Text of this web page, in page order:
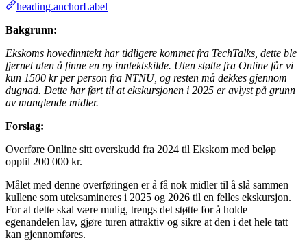
heading.anchorLabel
Bakgrunn:
Ekskoms hovedinntekt har tidligere kommet fra TechTalks, dette ble
fjernet uten å finne en ny inntektskilde. Uten støtte fra Online får vi
kun 1500 kr per person fra NTNU, og resten må dekkes gjennom
dugnad. Dette har ført til at ekskursjonen i 2025 er avlyst på grunn
av manglende midler.
Forslag:
Overføre Online sitt overskudd fra 2024 til Ekskom med beløp
opptil 200 000 kr.
Målet med denne overføringen er å få nok midler til å slå sammen
kullene som uteksamineres i 2025 og 2026 til en felles ekskursjon.
For at dette skal være mulig, trengs det støtte for å holde
egenandelen lav, gjøre turen attraktiv og sikre at den i det hele tatt
kan gjennomføres.